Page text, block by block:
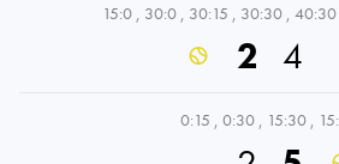
15:0 , 30:0 , 30:15 , 30:30 , 40:30
2 4
0:15 , 0:30 , 15:30 ,